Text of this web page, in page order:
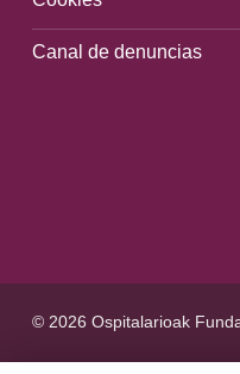
Canal de denuncias
© 2026 Ospitalarioak